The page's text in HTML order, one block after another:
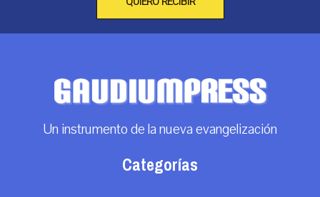
Un instrumento de la nueva evangelización
Categorías